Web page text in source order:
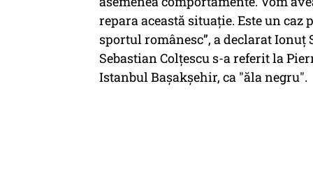
repara această situaţie. Este un
sportul românesc”, a declarat Ionuţ
Sebastian Colţescu s-a referit la
Istanbul Başakşehir, ca "ăla negru".